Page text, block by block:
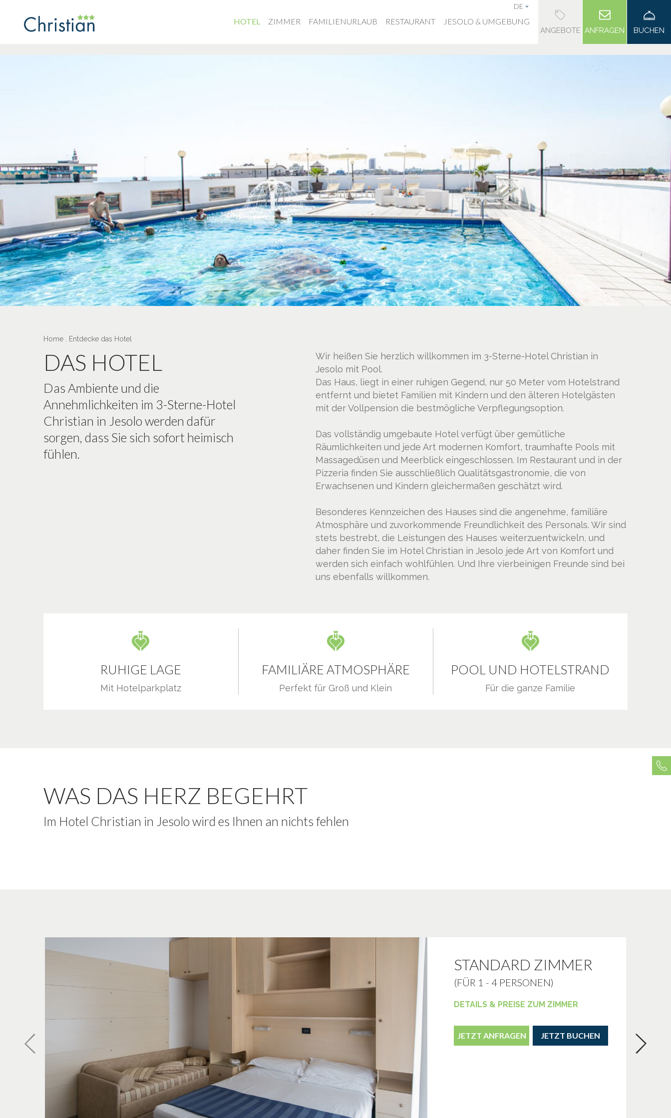
HOTEL
ZIMMER FAMILIENURLAUB RESTAURANT JESOLO & UMGEBUNG
DE
ANGEBOTE ANFRAGEN BUCHEN
Home Entdecke das Hotel
DAS HOTEL
Das Ambiente und die
Annehmlichkeiten im 3-Sterne-Hotel
Christian in Jesolo werden dafür
sorgen, dass Sie sich sofort heimisch
fühlen.
Wir heißen Sie herzlich willkommen im 3-Sterne-Hotel Christian in
Jesolo mit Pool.
Das Haus, liegt in einer ruhigen Gegend, nur 50 Meter vom Hotelstrand
entfernt und bietet Familien mit Kindern und den älteren Hotelgästen
mit der Vollpension die bestmögliche Verpflegungsoption.
Das vollständig umgebaute Hotel verfügt über gemütliche
Räumlichkeiten und jede Art modernen Komfort, traumhafte Pools mit
Massagedüsen und Meerblick eingeschlossen. Im Restaurant und in der
Pizzeria finden Sie ausschließlich Qualitätsgastronomie, die von
Erwachsenen und Kindern gleichermaßen geschätzt wird.
Besonderes Kennzeichen des Hauses sind die angenehme, familiäre
Atmosphäre und zuvorkommende Freundlichkeit des Personals. Wir sind
stets bestrebt, die Leistungen des Hauses weiterzuentwickeln, und
daher finden Sie im Hotel Christian in Jesolo jede Art von Komfort und
werden sich einfach wohlfühlen. Und Ihre vierbeinigen Freunde sind bei
uns ebenfalls willkommen.
RUHIGE LAGE
Mit Hotelparkplatz
FAMILIÄRE ATMOSPHÄRE
Perfekt für Groß und Klein
POOL UND HOTELSTRAND
Für die ganze Familie
WAS DAS HERZ BEGEHRT
Im Hotel Christian in Jesolo wird es Ihnen an nichts fehlen
STANDARD ZIMMER
(FÜR 1 - 4 PERSONEN)
DETAILS & PREISE ZUM ZIMMER
JETZT ANFRAGEN JETZT BUCHEN